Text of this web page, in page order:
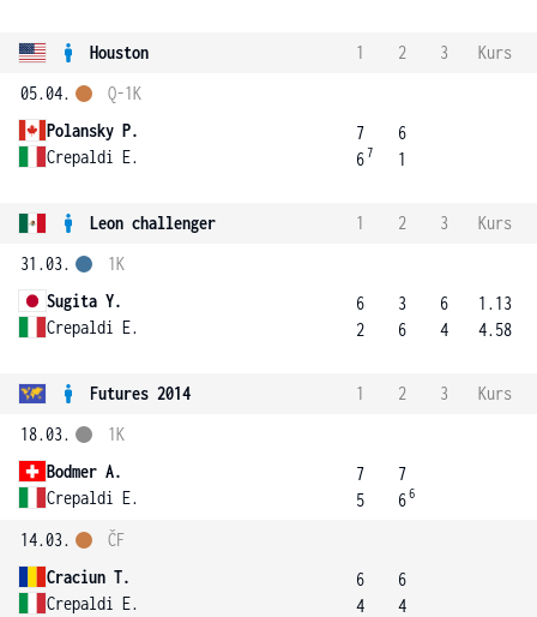
Houston 1 2 3
Kurs
05.04.
Polansky P.
Crepaldi E.
Q-1K
7
67
6
1
Leon challenger 1 2 3
Kurs
31.03.
Sugita Y.
Crepaldi E.
1K
6
2
3
6
6
4
1.13
4.58
Futures 2014 1 2 3
Kurs
18.03.
Bodmer A.
Crepaldi E.
1K
7
5
7
66
14.03.
Craciun T.
Crepaldi E.
ČF
6
4
6
4